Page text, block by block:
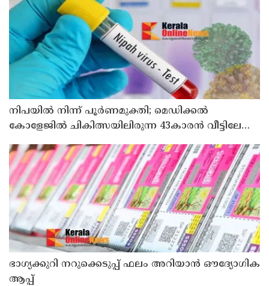
നിപയിൽ നിന്ന് പൂർണമുക്തി; മെഡിക്കൽ
കോളേജിൽ ചികിത്സയിലിരുന്ന 43കാരൻ വീട്ടിലേക്ക്
ഭാഗ്യക്കുറി നറുക്കെടുപ്പ് ഫലം അറിയാൻ ഔദ്യോഗിക
ആപ്പ്